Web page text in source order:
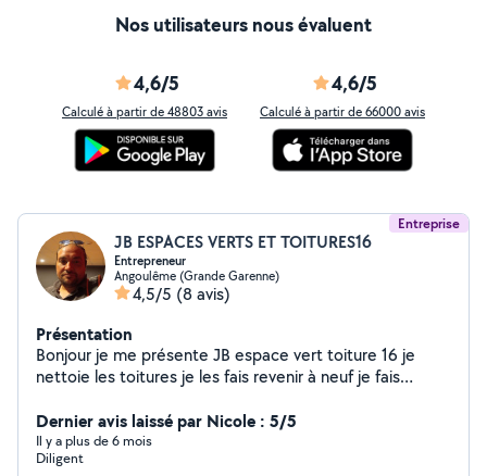
Nos utilisateurs nous évaluent
4,6/5
Calculé à partir de 48803 avis
4,6/5
Calculé à partir de 66000 avis
Entreprise
JB ESPACES VERTS ET TOITURES16
Entrepreneur
Angoulême (Grande Garenne)
4,5/5 (8 avis)
Présentation
Bonjour je me présente JB espace vert toiture 16 je
nettoie les toitures je les fais revenir à neuf je fais
débarrassement de maison multiservices contactez-moi
merci car je peux vous faire des devis et des factures
merci
Dernier avis laissé par Nicole : 5/5
Il y a plus de 6 mois
Diligent